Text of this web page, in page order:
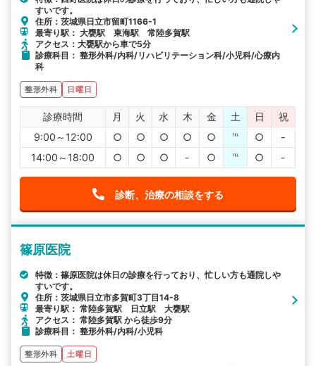
すいです。
住所：茨城県日立市留町1166-1
最寄り駅： 大甕駅 東海駅 常陸多賀駅
アクセス：大甕駅から車で5分
診療科目： 整形外科/内科/リハビリテーション科/小児科/心療内
科
整形外科 日曜日
診療時間 月 火 水 木 金 土 日
祝
9:00～12:00
○ ○ ○ ○ ○ ℡ ○
-
14:00～18:00
○ ○ ○ - ○ ℡ ○ -
診断、治療の相談をする
篠原医院
特徴：篠原医院は休日の診療を行っており、忙しい方も通院しや
すいです。
住所：茨城県日立市多賀町3丁目14-8
最寄り駅： 常陸多賀駅 日立駅 大甕駅
アクセス： 常陸多賀駅 から徒歩9分
診療科目： 整形外科/内科/小児科
整形外科 土曜日